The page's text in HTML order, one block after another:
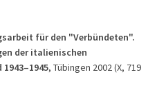
für den "Verbündeten".
der italienischen
, Tübingen 2002 (X, 719